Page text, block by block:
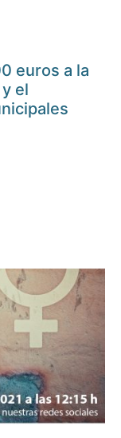
euros a la
el